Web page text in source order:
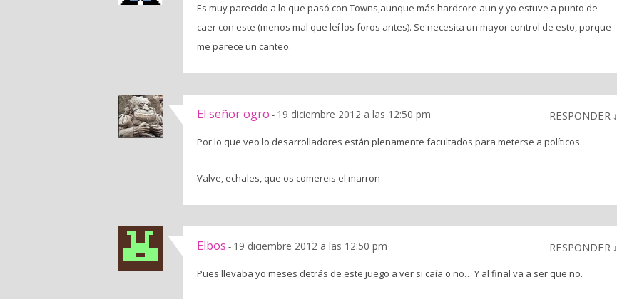
Es muy parecido a lo que pasó con Towns,aunque más hardcore aun y yo estuve a punto de
caer con este (menos mal que leí los foros antes). Se necesita un mayor control de esto, porque
me parece un canteo.
El señor ogro - 19 diciembre 2012 a las 12:50 pm RESPONDER ↓
Por lo que veo lo desarrolladores están plenamente facultados para meterse a políticos.
Valve, echales, que os comereis el marron
Elbos - 19 diciembre 2012 a las 12:50 pm RESPONDER ↓
Pues llevaba yo meses detrás de este juego a ver si caía o no… Y al final va a ser que no.